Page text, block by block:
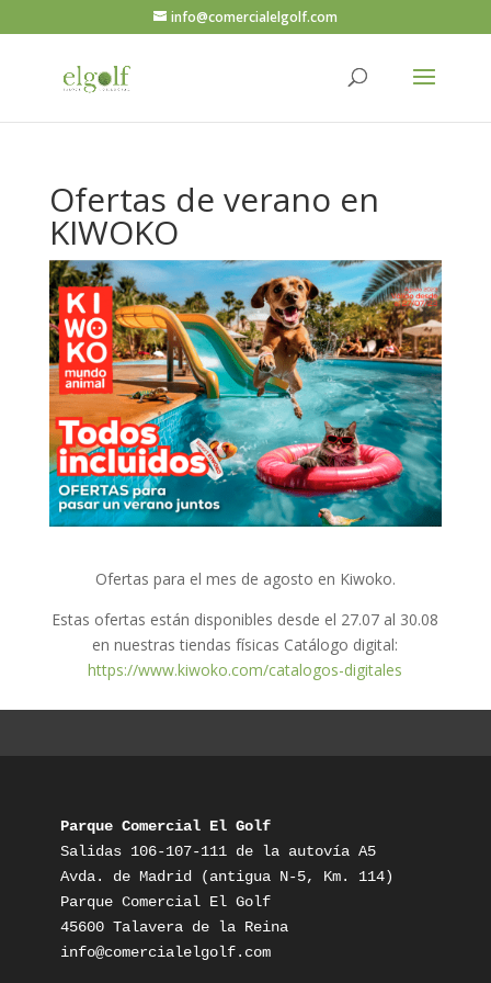
info@comercialelgolf.com
Ofertas de verano en
KIWOKO
Ofertas para el mes de agosto en Kiwoko.
Estas ofertas están disponibles desde el 27.07 al 30.08
en nuestras tiendas físicas Catálogo digital:
https://www.kiwoko.com/catalogos-digitales
Parque Comercial El Golf
Salidas 106-107-111 de la autovía A5
Avda. de Madrid (antigua N-5, Km. 114)
Parque Comercial El Golf
45600 Talavera de la Reina
info@comercialelgolf.com